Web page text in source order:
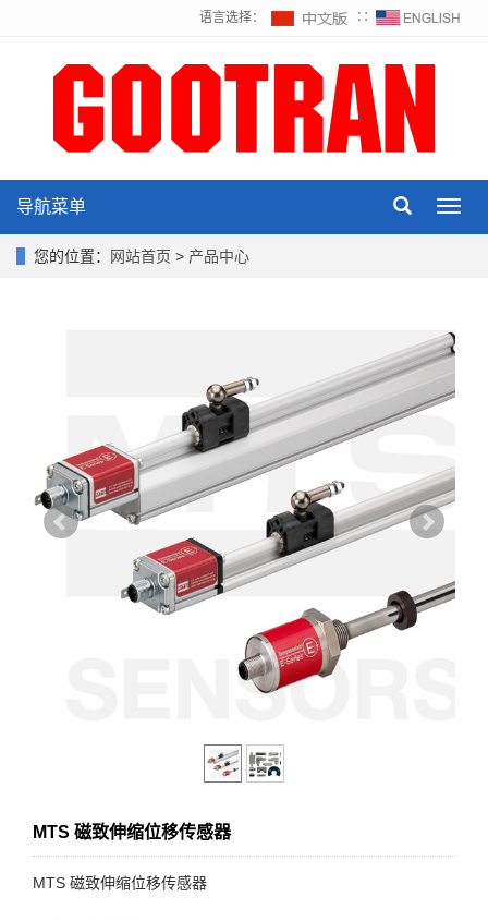
语言选择： ∷
导航菜单
您的位置： 网站首页 > 产品中心
MTS 磁致伸缩位移传感器
MTS 磁致伸缩位移传感器